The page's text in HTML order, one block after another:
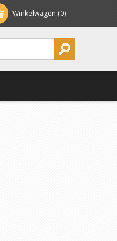
Winkelwagen (0)